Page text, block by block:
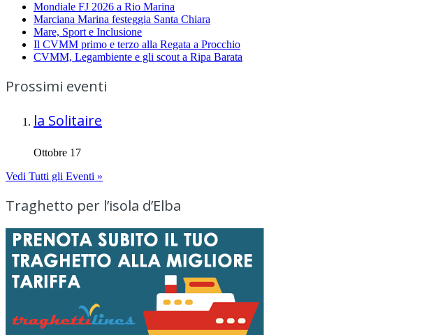
Mondiale FJ 2026 a Rio Marina
Marciana Marina festeggia Santa Chiara
Mare, Sport e Inclusione
Il CVMM primo e terzo alla Regata a Procchio
CVMM, Legambiente e gli scout a Ripa Barata
Prossimi eventi
la Solitaire
Ottobre 17
Vedi Tutti gli Eventi »
Traghetto per l’isola d’Elba